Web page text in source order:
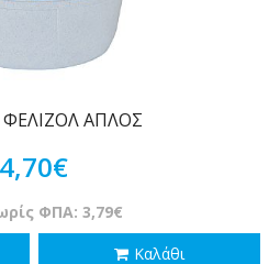
ΑΠΛΟΣ
4,70€
ΦΠΑ: 3,79€
Καλάθι